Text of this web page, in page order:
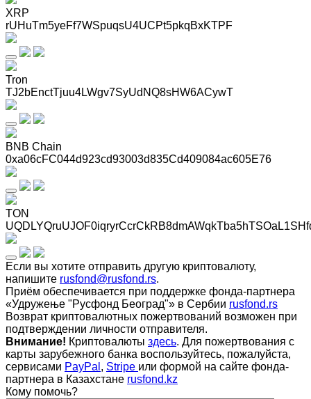
XRP
rUHuTm5yeFf7WSpuqsU4UCPt5pkqBxKTPF
Tron
TJ2bEnctTjuu4LWgv7SyUdNQ8sHW6ACywT
BNB Chain
0xa06cFC044d923cd93003d835Cd409084ac605E76
TON
Если вы хотите отправить другую криптовалюту,
напишите rusfond@rusfond.rs.
Приём обеспечивается при поддержке фонда-партнера
«Удружење "Русфонд Београд"» в Сербии rusfond.rs
Возврат криптовалютных пожертвований возможен при
подтверждении личности отправителя.
Внимание! Криптовалюты здесь. Для пожертвования с
карты зарубежного банка воспользуйтесь, пожалуйста,
сервисами PayPal , Stripe или формой на сайте фонда-
партнера в Казахстане rusfond.kz
Кому помочь?